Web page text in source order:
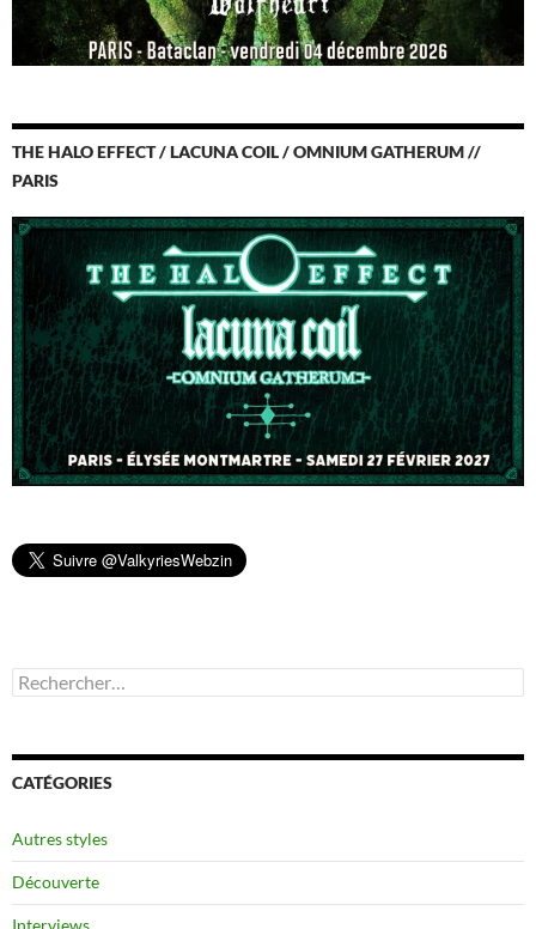
THE HALO EFFECT / LACUNA COIL / OMNIUM GATHERUM //
PARIS
Rechercher :
CATÉGORIES
Autres styles
Découverte
Interviews